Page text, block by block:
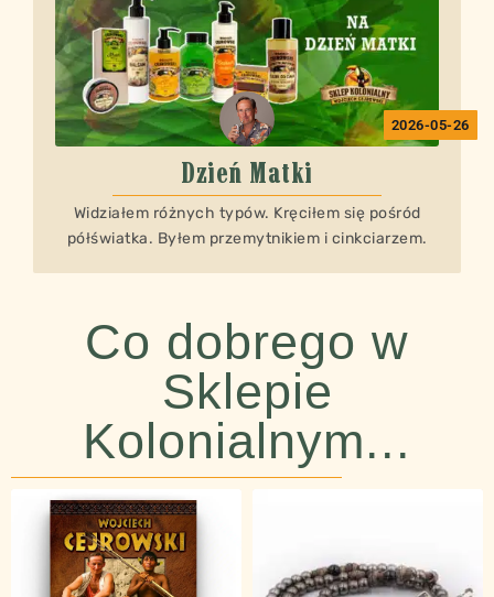
2026-05-26
Dzień Matki
Widziałem różnych typów. Kręciłem się pośród
półświatka. Byłem przemytnikiem i cinkciarzem.
Co dobrego w
Sklepie
Kolonialnym...​